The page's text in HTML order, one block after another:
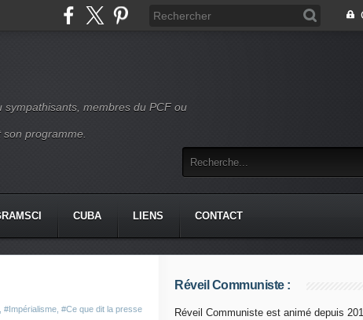
membres du PCF ou
programme.
CUBA LIENS CONTACT
#Impérialisme #Ce que dit la presse
Réveil Communiste :
Réveil Communiste est animé depuis